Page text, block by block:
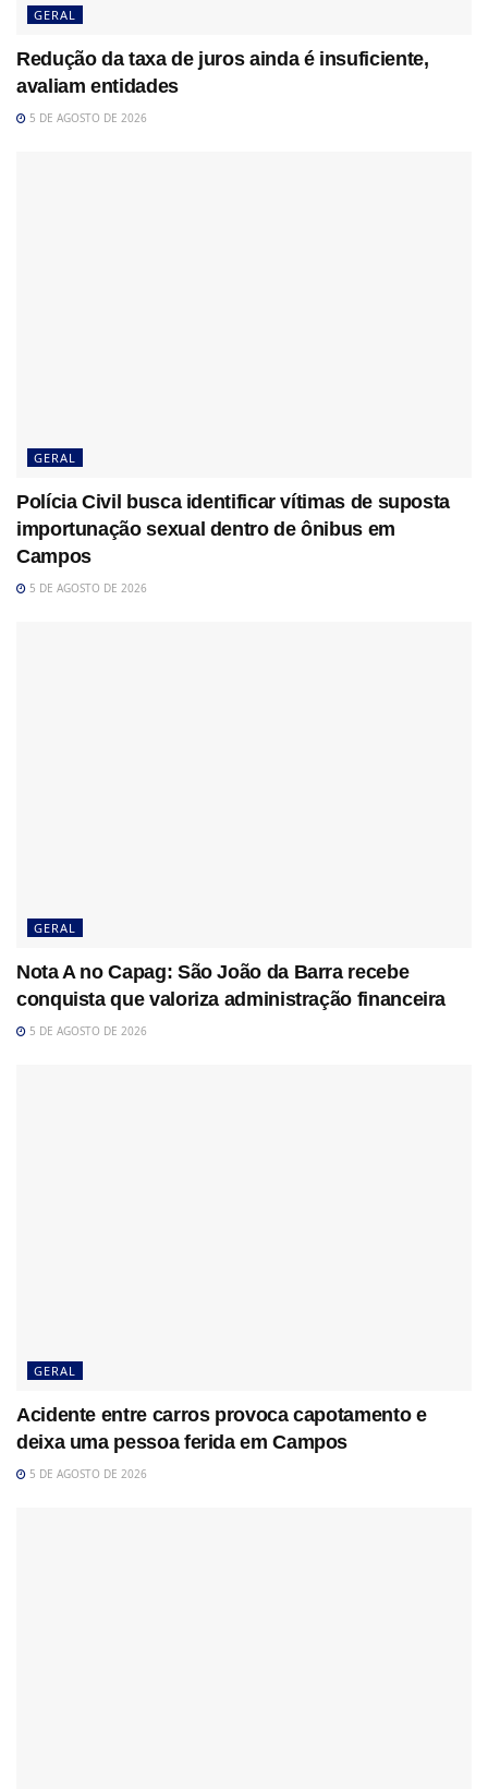
GERAL
Redução da taxa de juros ainda é insuficiente,
avaliam entidades
5 DE AGOSTO DE 2026
GERAL
Polícia Civil busca identificar vítimas de suposta
importunação sexual dentro de ônibus em
Campos
5 DE AGOSTO DE 2026
GERAL
Nota A no Capag: São João da Barra recebe
conquista que valoriza administração financeira
5 DE AGOSTO DE 2026
GERAL
Acidente entre carros provoca capotamento e
deixa uma pessoa ferida em Campos
5 DE AGOSTO DE 2026